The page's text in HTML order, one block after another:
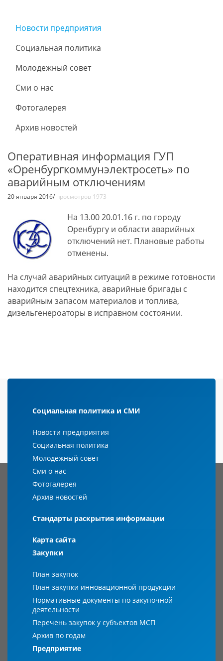
Новости предприятия
Социальная политика
Молодежный совет
Сми о нас
Фотогалерея
Архив новостей
Оперативная информация ГУП
«Оренбургкоммунэлектросеть» по
аварийным отключениям
20 января 2016/ просмотров 1973
На 13.00 20.01.16 г. по городу
Оренбургу и области аварийных
отключений нет. Плановые работы
отменены.
На случай аварийных ситуаций в режиме готовности
находится спецтехника, аварийные бригады с
аварийным запасом материалов и топлива,
дизельгенероаторы в исправном состоянии.
Социальная политика и СМИ
Новости предприятия
Социальная политика
Молодежный совет
Сми о нас
Фотогалерея
Архив новостей
Стандарты раскрытия информации
Карта сайта
Закупки
План закупок
План закупки инновационной продукции
Нормативные документы по закупочной
деятельности
Перечень закупок у субъектов МСП
Архив по годам
Предприятие